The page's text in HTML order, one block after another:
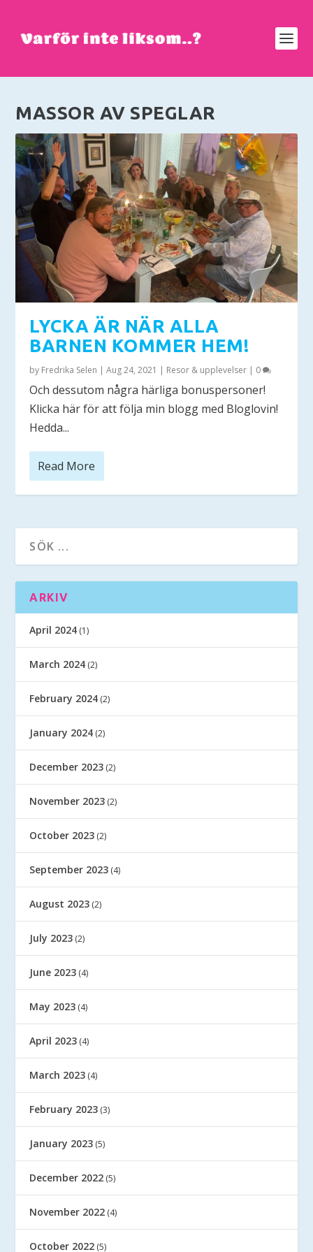
MASSOR AV SPEGLAR
LYCKA ÄR NÄR ALLA
BARNEN KOMMER HEM!
by Fredrika Selen |Aug 24, 2021 | Resor & upplevelser | 0
Och dessutom några härliga bonuspersoner!
Klicka här för att följa min blogg med Bloglovin!
Hedda...
Read More
ARKIV
April 2024 (1)
March 2024 (2)
February 2024 (2)
January 2024 (2)
December 2023 (2)
November 2023 (2)
October 2023 (2)
September 2023 (4)
August 2023 (2)
July 2023 (2)
June 2023 (4)
May 2023 (4)
April 2023 (4)
March 2023 (4)
February 2023 (3)
January 2023 (5)
December 2022 (5)
November 2022 (4)
October 2022 (5)